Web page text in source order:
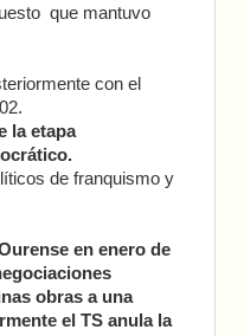
que mantuvo
con el
la etapa
de franquismo y
en enero de
obras a una
el TS anula la